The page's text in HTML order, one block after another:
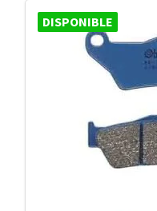
DISPONIBLE